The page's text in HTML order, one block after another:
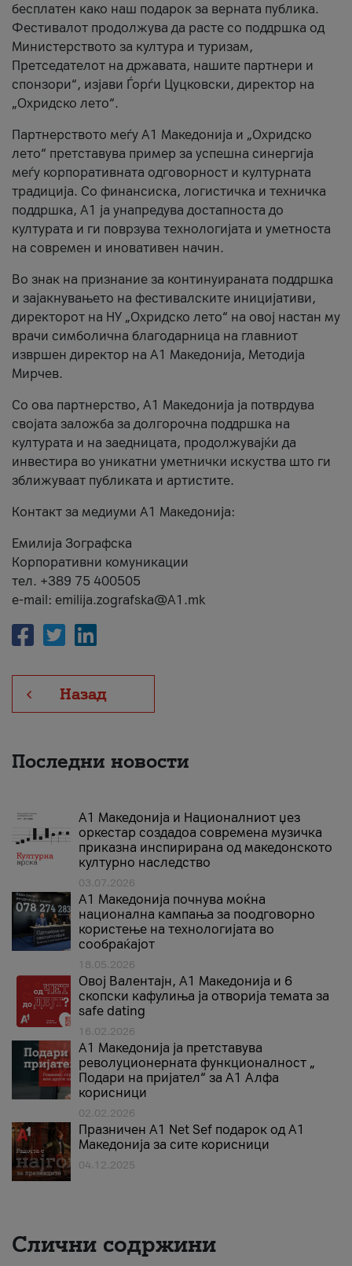
бесплатен како наш подарок за верната публика.
Фестивалот продолжува да расте со поддршка од
Министерството за култура и туризам,
Претседателот на државата, нашите партнери и
спонзори“, изјави Ѓорѓи Цуцковски, директор на
„Охридско лето“.
Партнерството меѓу A1 Македонија и „Охридско
лето“ претставува пример за успешна синергија
меѓу корпоративната одговорност и културната
традиција. Со финансиска, логистичка и техничка
поддршка, A1 ја унапредува достапноста до
културата и ги поврзува технологијата и уметноста
на современ и иновативен начин.
Во знак на признание за континуираната поддршка
и зајакнувањето на фестивалските иницијативи,
директорот на НУ „Охридско лето“ на овој настан му
врачи симболична благодарница на главниот
извршен директор на A1 Македонија, Методија
Мирчев.
Со ова партнерство, A1 Македонија ја потврдува
својата заложба за долгорочна поддршка на
културата и на заедницата, продолжувајќи да
инвестира во уникатни уметнички искуства што ги
зближуваат публиката и артистите.
Контакт за медиуми А1 Македонија:
Емилија Зографска
Корпоративни комуникации
тел. +389 75 400505
e-mail: emilija.zografska@A1.mk
Назад
Последни новости
А1 Македонија и Националниот џез
оркестар создадоа современа музичка
приказна инспирирана од македонското
културно наследство
03.07.2026
A1 Македонија почнува моќна
национална кампања за поодговорно
користење на технологијата во
сообраќајот
18.05.2026
Овој Валентајн, A1 Македонија и 6
скопски кафулиња ја отворија темата за
safe dating
16.02.2026
А1 Македонија ја претставува
револуционерната функционалност „
Подари на пријател“ за А1 Алфа
корисници
02.02.2026
Празничен A1 Net Sеf подарок од А1
Македонија за сите корисници
04.12.2025
Слични содржини